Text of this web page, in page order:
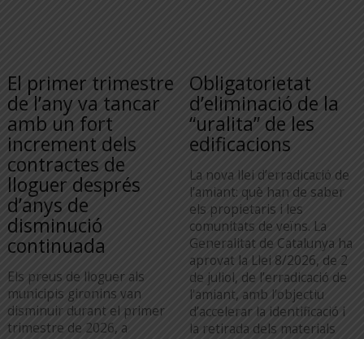
El primer trimestre
de l’any va tancar
amb un fort
increment dels
contractes de
lloguer després
d’anys de
disminució
continuada
Els preus de lloguer als
municipis gironins van
disminuir durant el primer
trimestre de 2026, a
Obligatorietat
d’eliminació de la
“uralita” de les
edificacions
La nova llei d’erradicació de
l’amiant: què han de saber
els propietaris i les
comunitats de veïns. La
Generalitat de Catalunya ha
aprovat la Llei 8/2026, de 2
de juliol, de l’erradicació de
l’amiant, amb l’objectiu
d’accelerar la identificació i
la retirada dels materials